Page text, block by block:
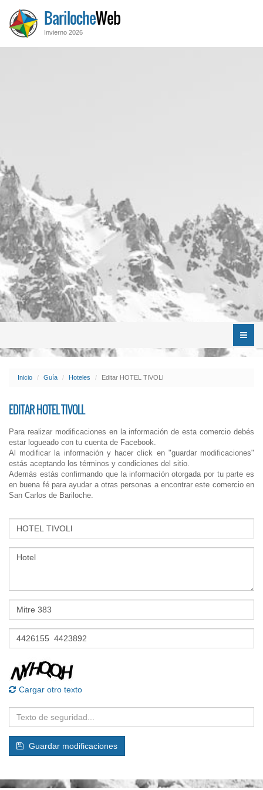
BarilocheWeb
Invierno 2026
Menú
Inicio Guía Hoteles Editar HOTEL TIVOLl
EDITAR HOTEL TIVOLL
Para realizar modificaciones en la información de esta comercio debés
estar logueado con tu cuenta de Facebook.
Al modificar la información y hacer click en "guardar modificaciones"
estás aceptando los términos y condiciones del sitio.
Además estás confirmando que la información otorgada por tu parte es
en buena fé para ayudar a otras personas a encontrar este comercio en
San Carlos de Bariloche.
Cargar otro texto
Guardar modificaciones